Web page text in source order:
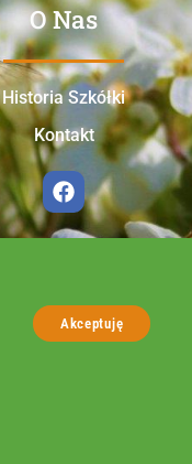
O Nas
Historia Szkółki
Kontakt
Akceptuję